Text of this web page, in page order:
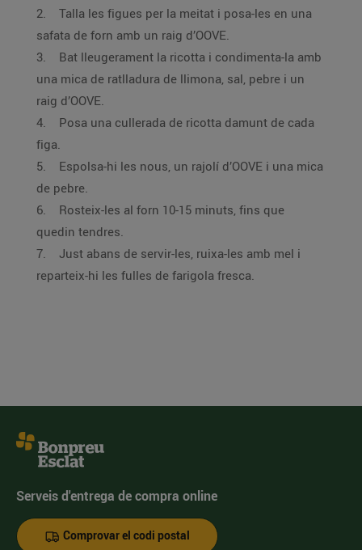
2. Talla les figues per la meitat i posa-les en una
safata de forn amb un raig d’OOVE.
3. Bat lleugerament la ricotta i condimenta-la amb
una mica de ratlladura de llimona, sal, pebre i un
raig d’OOVE.
4. Posa una cullerada de ricotta damunt de cada
figa.
5. Espolsa-hi les nous, un rajolí d’OOVE i una mica
de pebre.
6. Rosteix-les al forn 10-15 minuts, fins que
quedin tendres.
7. Just abans de servir-les, ruixa-les amb mel i
reparteix-hi les fulles de farigola fresca.
Serveis d'entrega de compra online
Comprovar el codi postal